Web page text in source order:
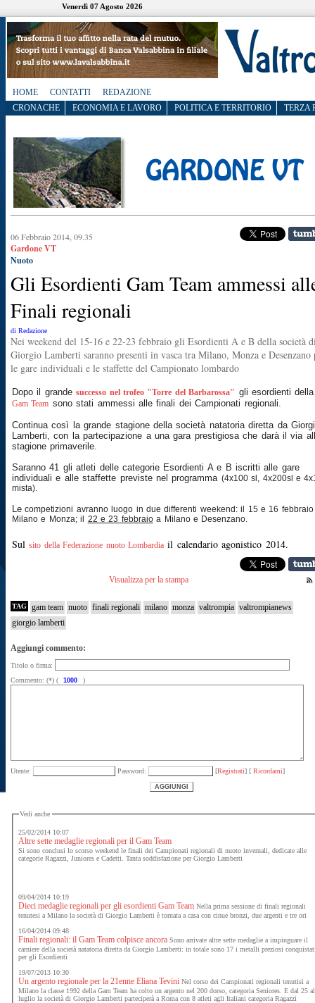
Venerdì 07 Agosto 2026
HOME CONTATTI
REDAZIONE
CRONACHE
ECONOMIA E LAVORO POLITICA E TERRITORIO TERZA
06 Febbraio 2014, 09.35
Gardone VT
Nuoto
Gli Esordienti Gam Team ammessi
Finali regionali
di Redazione
Nei weekend del 15-16 e 22-23 febbraio gli Esordienti A e B della società
Giorgio Lamberti saranno presenti in vasca tra Milano, Monza e Desenzano
le gare individuali e le staffette del Campionato lombardo
Dopo il grandesuccesso nel trofeo "Torre del Barbarossa" gli esordienti della
Gam Team sono stati ammessi alle finali dei Campionati regionali.
Continua così la grande stagione della società natatoria diretta da
Lamberti, con la partecipazione a una gara prestigiosa che darà il via
stagione primaverile.
Saranno 41 gli atleti delle categorie Esordienti A e B iscritti alle gare
individuali e alle staffette previste nel programma (4x100 sl, 4x200sl e
mista).
Le competizioni avranno luogo in due differenti weekend: il 15 e 16
Milano e Monza;il 22 e 23 febbraio a Milano e Desenzano.
Sulsito della Federazione nuoto Lombardia il calendario agonistico 2014.
Visualizza per la stampa
TAG gam team nuoto finali regionali milano monza valtrompia valtrompianews
giorgio lamberti
Aggiungi commento:
Titolo o firma:
Commento: (*) (
)
Utente: Password: [Registrati] [ Ricordami]
Vedi anche
25/02/2014 10:07
Altre sette medaglie regionali per il Gam Team
Si sono conclusi lo scorso weekend le finali dei Campionati regionali di nuoto invernali, dedicate alle
categorie Ragazzi, Juniores e Cadetti. Tanta soddisfazione per Giorgio Lamberti
09/04/2014 10:19
Dieci medaglie regionali per gli esordienti Gam Team Nella prima sessione di finali regionali
tenutesi a Milano la società di Giorgio Lamberti è tornata a casa con cinue bronzi, due argenti e tre ori
16/04/2014 09:48
Finali regionali: il Gam Team colpisce ancora Sono arrivate altre sette medaglie a impinguare il
carniere della società natatoria diretta da Giorgio Lamberti: in totale sono 17 i metalli preziosi
per gli Esordienti
19/07/2013 10:30
Un argento regionale per la 21enne Eliana Tevini Nel corso dei Campionati regionali tenutisi a
Milano la classe 1992 della Gam Team ha colto un argento nel 200 dorso, categoria Seniores. E dal 25
luglio la società di Giorgio Lamberti parteciperà a Roma con 8 atleti agli Italiani categoria Ragazzi